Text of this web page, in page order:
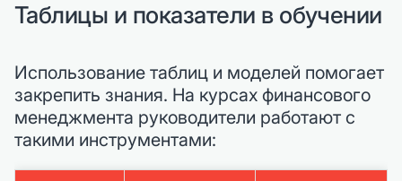
Таблицы и показатели в обучении
Использование таблиц и моделей помогает
закрепить знания. На курсах финансового
менеджмента руководители работают с
такими инструментами: